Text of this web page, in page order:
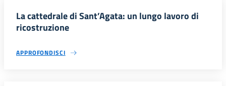
La cattedrale di Sant’Agata: un lungo lavoro di
ricostruzione
APPROFONDISCI